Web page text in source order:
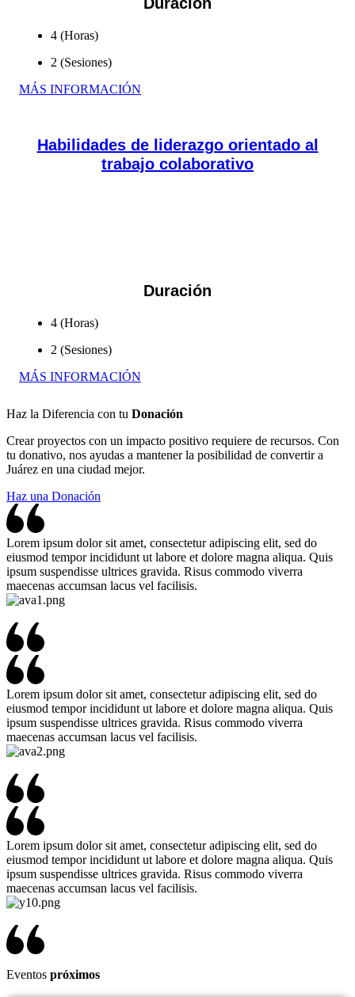
4 (Horas)
2 (Sesiones)
MÁS INFORMACIÓN
Habilidades de liderazgo orientado al
trabajo colaborativo
Duración
4 (Horas)
2 (Sesiones)
MÁS INFORMACIÓN
Haz la Diferencia con tu Donación
Crear proyectos con un impacto positivo requiere de recursos. Con
tu donativo, nos ayudas a mantener la posibilidad de convertir a
Juárez en una ciudad mejor.
Haz una Donación
Lorem ipsum dolor sit amet, consectetur adipiscing elit, sed do
eiusmod tempor incididunt ut labore et dolore magna aliqua. Quis
ipsum suspendisse ultrices gravida. Risus commodo viverra
maecenas accumsan lacus vel facilisis.
Lorem ipsum dolor sit amet, consectetur adipiscing elit, sed do
eiusmod tempor incididunt ut labore et dolore magna aliqua. Quis
ipsum suspendisse ultrices gravida. Risus commodo viverra
maecenas accumsan lacus vel facilisis.
Lorem ipsum dolor sit amet, consectetur adipiscing elit, sed do
eiusmod tempor incididunt ut labore et dolore magna aliqua. Quis
ipsum suspendisse ultrices gravida. Risus commodo viverra
maecenas accumsan lacus vel facilisis.
Eventos próximos